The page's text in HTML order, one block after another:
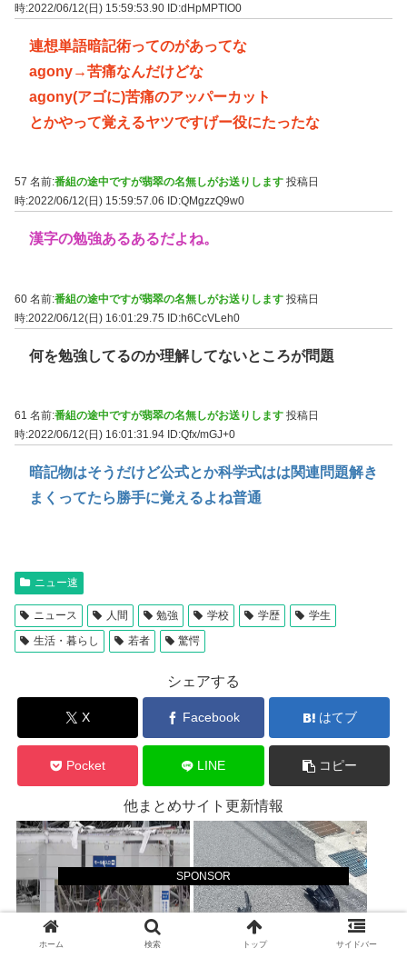
SPONSOR
時:2022/06/12(日) 15:59:53.90 ID:dHpMPTIO0
連想単語暗記術ってのがあってな
agony→苦痛なんだけどな
agony(アゴに)苦痛のアッパーカット
とかやって覚えるヤツですげー役にたったな
57 名前:番組の途中ですが翡翠の名無しがお送りします 投稿日
時:2022/06/12(日) 15:59:57.06
ID:QMgzzQ9w0
漢字の勉強あるあるだよね。
60 名前:番組の途中ですが翡翠の名無しがお送りします 投稿日
時:2022/06/12(日) 16:01:29.75 ID:h6CcVLeh0
何を勉強してるのか理解してないところが問題
61 名前:番組の途中ですが翡翠の名無しがお送りします 投稿日
時:2022/06/12(日) 16:01:31.94 ID:Qfx/mGJ+0
暗記物はそうだけど公式とか科学式はは関連問題解き
まくってたら勝手に覚えるよね普通
ニュー速
ニュース 人間 勉強 学校 学歴
学生
生活・暮らし
若者 驚愕
シェアする
X Facebook はてブ
Pocket LINE コピー
他まとめサイト更新情報
ホーム 検索 トップ サイドバー